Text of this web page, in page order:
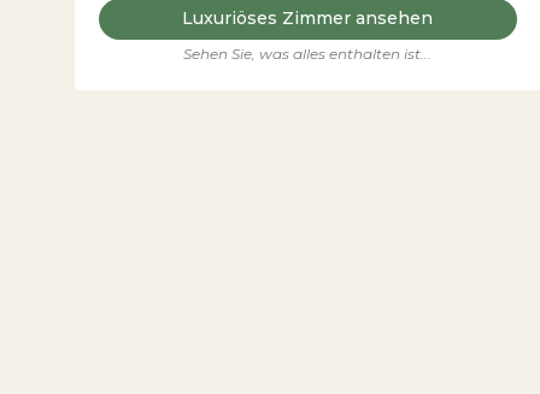
Luxuriöses Zimmer ansehen
Sehen Sie, was alles enthalten ist...